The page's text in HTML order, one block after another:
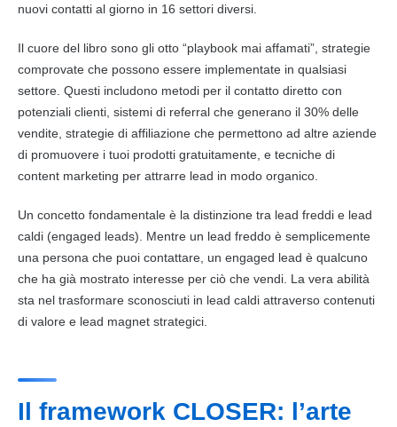
nuovi contatti al giorno in 16 settori diversi.
Il cuore del libro sono gli otto “playbook mai affamati”, strategie
comprovate che possono essere implementate in qualsiasi
settore. Questi includono metodi per il contatto diretto con
potenziali clienti, sistemi di referral che generano il 30% delle
vendite, strategie di affiliazione che permettono ad altre aziende
di promuovere i tuoi prodotti gratuitamente, e tecniche di
content marketing per attrarre lead in modo organico.
Un concetto fondamentale è la distinzione tra lead freddi e lead
caldi (engaged leads). Mentre un lead freddo è semplicemente
una persona che puoi contattare, un engaged lead è qualcuno
che ha già mostrato interesse per ciò che vendi. La vera abilità
sta nel trasformare sconosciuti in lead caldi attraverso contenuti
di valore e lead magnet strategici.
Il framework CLOSER: l’arte